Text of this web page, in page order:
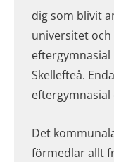
dig som blivit
universitet
Skellefteå.
eftergymnasial
Det
förmedlar allt